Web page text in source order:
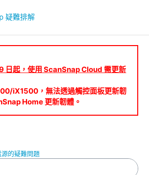
疑難排解
日起，使用 ScanSnap Cloud 需更新
iX1500，無法透過觸控面板更新韌
Home 更新韌體。
的疑難問題